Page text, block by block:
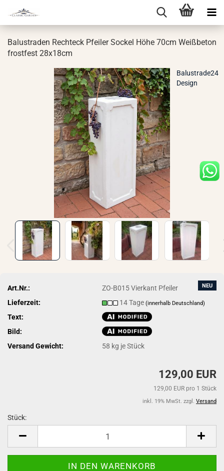
Ba­lus­tra­den Recht­eck Pfei­ler So­ckel Höhe 70cm Weiß­be­ton
frost­fest 28x18cm
Balustrade24
Design
NEU
Art.Nr.:
ZO-B015 Vierkant Pfeiler
Lieferzeit:
14 Tage(innerhalb Deutschland)
Text:
Bild:
Versand Gewicht:
58 kg je Stück
129,00 EUR
129,00 EUR pro 1 Stück
inkl. 19% MwSt. zzgl. Versand
Stück: